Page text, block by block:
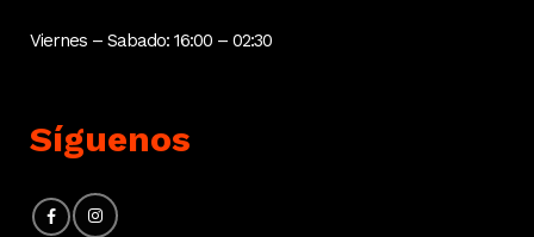
Viernes – Sabado: 16:00 – 02:30
Síguenos